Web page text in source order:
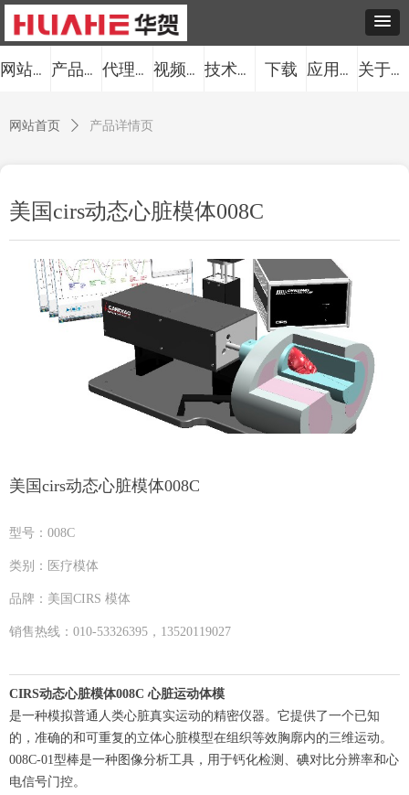
网站首页 产品中心 代理品牌 视频中心 技术服务 下载 应用案例 关于我们
美国cirs动态心脏模体008C
型号：008C
类别：医疗模体
品牌：美国CIRS 模体
销售热线：010-53326395，13520119027
CIRS动态心脏模体008C 心脏运动体模
是一种模拟普通人类心脏真实运动的精密仪器。它提供了一个已知
的，准确的和可重复的立体心脏模型在组织等效胸廓内的三维运动。
008C-01型棒是一种图像分析工具，用于钙化检测、碘对比分辨率和心
电信号门控。
美国cirs动态心脏模体008C
网站首页 ꄲ 产品详情页